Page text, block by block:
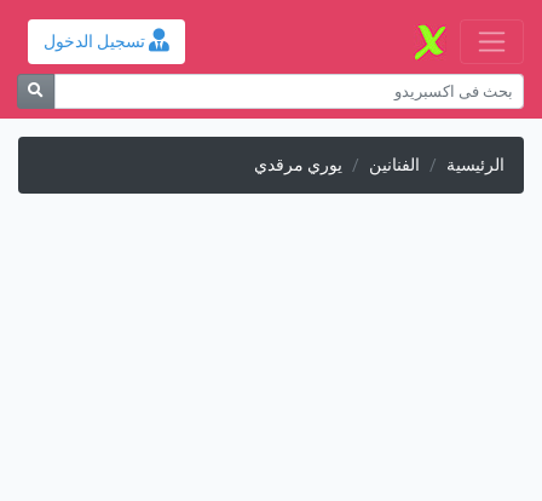
تسجيل الدخول
الرئيسية الفنانين يوري مرقدي